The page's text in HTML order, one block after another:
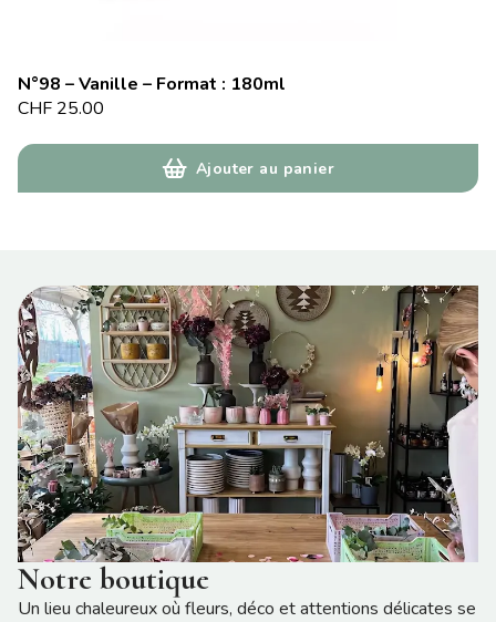
N°98 – Vanille – Format : 180ml
CHF 25.00
Ajouter au panier
Notre boutique
Un lieu chaleureux où fleurs, déco et attentions délicates se